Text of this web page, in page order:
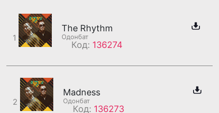
1
The Rhythm
Одонбат
Код: 136274
2
Madness
Одонбат
Код: 136273